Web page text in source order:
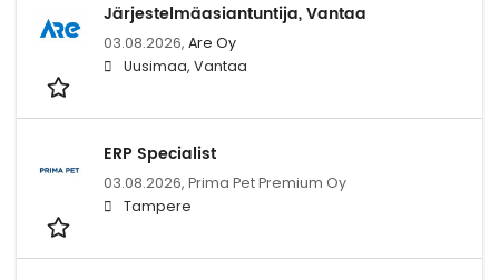
Järjestelmäasiantuntija, Vantaa
03.08.2026, Are Oy
Uusimaa, Vantaa
ERP Specialist
03.08.2026, Prima Pet Premium Oy
Tampere